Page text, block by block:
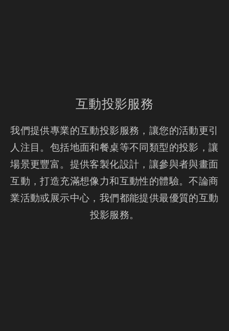
互動投影服務
我們提供專業的互動投影服務，讓您的活動更引
人注目。包括地面和餐桌等不同類型的投影，讓
場景更豐富。提供客製化設計，讓參與者與畫面
互動，打造充滿想像力和互動性的體驗。不論商
業活動或展示中心，我們都能提供最優質的互動
投影服務。